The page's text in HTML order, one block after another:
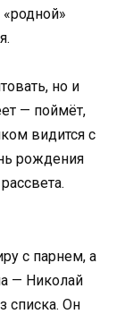
«родной»
но и
— поймёт,
видится с
рождения
с парнем, а
— Николай
списка. Он